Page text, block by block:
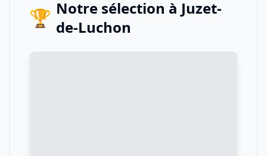
🏆 Notre sélection à Juzet-
de-Luchon